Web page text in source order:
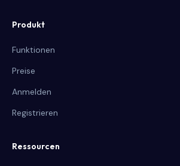
Produkt
Funktionen
Preise
Anmelden
Registrieren
Ressourcen